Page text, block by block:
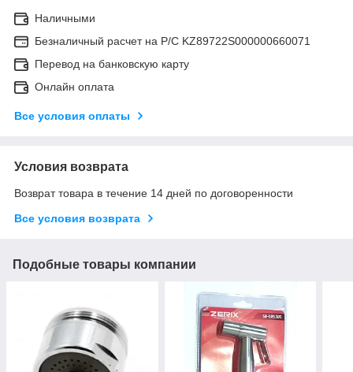
Наличными
Безналичный расчет на Р/С KZ89722S000000660071
Перевод на банковскую карту
Онлайн оплата
Все условия оплаты
Условия возврата
Возврат товара в течение 14 дней по договоренности
Все условия возврата
Подобные товары компании